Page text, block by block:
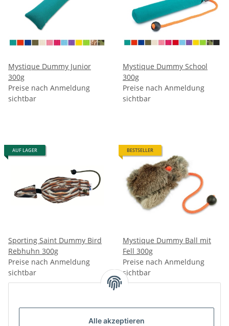
Alle akzeptieren
Mystique Dummy Junior
300g
Preise nach Anmeldung
sichtbar
Mystique Dummy School
300g
Preise nach Anmeldung
sichtbar
AUF LAGER
Sporting Saint Dummy Bird
Rebhuhn 300g
Preise nach Anmeldung
sichtbar
BESTSELLER
Mystique Dummy Ball mit
Fell 300g
Preise nach Anmeldung
sichtbar